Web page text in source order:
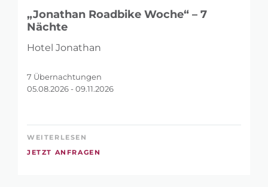
„Jonathan Roadbike Woche“ – 7
Nächte
Hotel Jonathan
7 Übernachtungen
05.08.2026 - 09.11.2026
WEITERLESEN
JETZT ANFRAGEN